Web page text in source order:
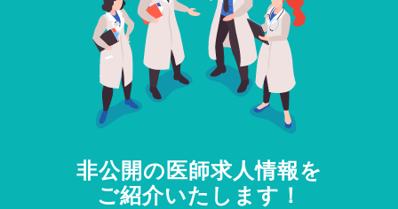
非公開の医師求人情報を
ご紹介いたします！